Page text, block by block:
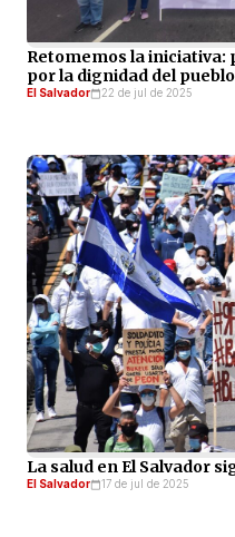
Retomemos la iniciativa:
por la dignidad del
El Salvador 22 de jul de 2025
La salud en El Salvador
El Salvador 17 de jul de 2025